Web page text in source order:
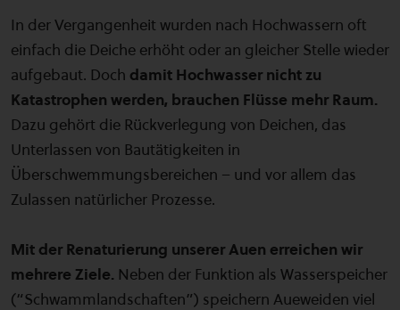
In der Vergangenheit wurden nach Hochwassern oft
einfach die Deiche erhöht oder an gleicher Stelle wieder
aufgebaut. Doch damit Hochwasser nicht zu
Katastrophen werden, brauchen Flüsse mehr Raum.
Dazu gehört die Rückverlegung von Deichen, das
Unterlassen von Bautätigkeiten in
Überschwemmungsbereichen – und vor allem das
Zulassen natürlicher Prozesse.
Mit der Renaturierung unserer Auen erreichen wir
mehrere Ziele. Neben der Funktion als Wasserspeicher
(“Schwammlandschaften”) speichern Aueweiden viel